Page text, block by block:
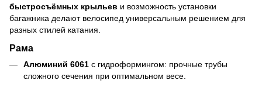
быстросъёмных крыльев и возможность установки
багажника делают велосипед универсальным решением для
разных стилей катания.
Рама
Алюминий 6061 с гидроформингом: прочные трубы
сложного сечения при оптимальном весе.